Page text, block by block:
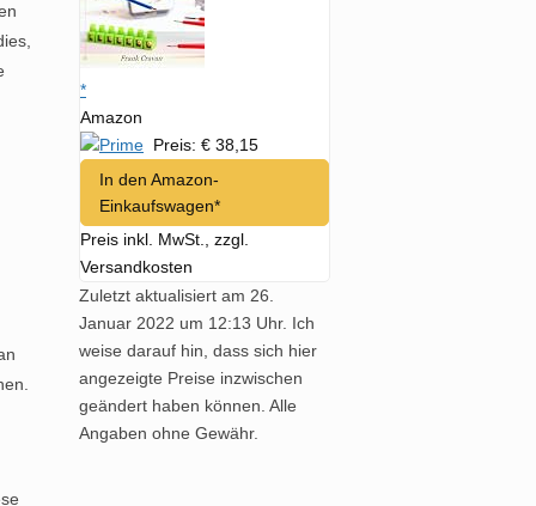
*
Amazon
Preis: € 38,15
In den Amazon-
Einkaufswagen*
Preis inkl. MwSt., zzgl.
Versandkosten
Zuletzt aktualisiert am 26.
Januar 2022 um 12:13 Uhr. Ich
weise darauf hin, dass sich hier
angezeigte Preise inzwischen
geändert haben können. Alle
Angaben ohne Gewähr.